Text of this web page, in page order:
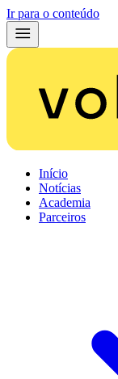
Ir para o conteúdo
Início
Notícias
Academia
Parceiros